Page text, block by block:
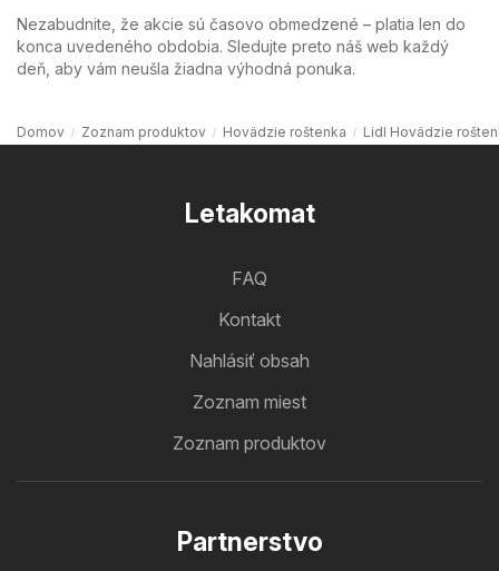
Nezabudnite, že akcie sú časovo obmedzené – platia len do
konca uvedeného obdobia. Sledujte preto náš web každý
deň, aby vám neušla žiadna výhodná ponuka.
Domov Zoznam produktov Hovädzie roštenka Lidl Hovädzie
Letakomat
FAQ
Kontakt
Nahlásiť obsah
Zoznam miest
Zoznam produktov
Partnerstvo